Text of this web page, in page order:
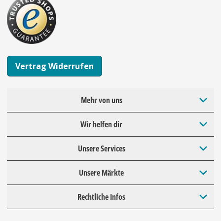
Vertrag Widerrufen
Mehr von uns
Wir helfen dir
Unsere Services
Unsere Märkte
Rechtliche Infos